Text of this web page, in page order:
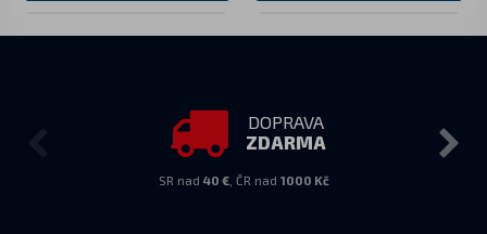
DOPRAVA
ZDARMA
SR nad 40 €, ČR nad 1000 Kč